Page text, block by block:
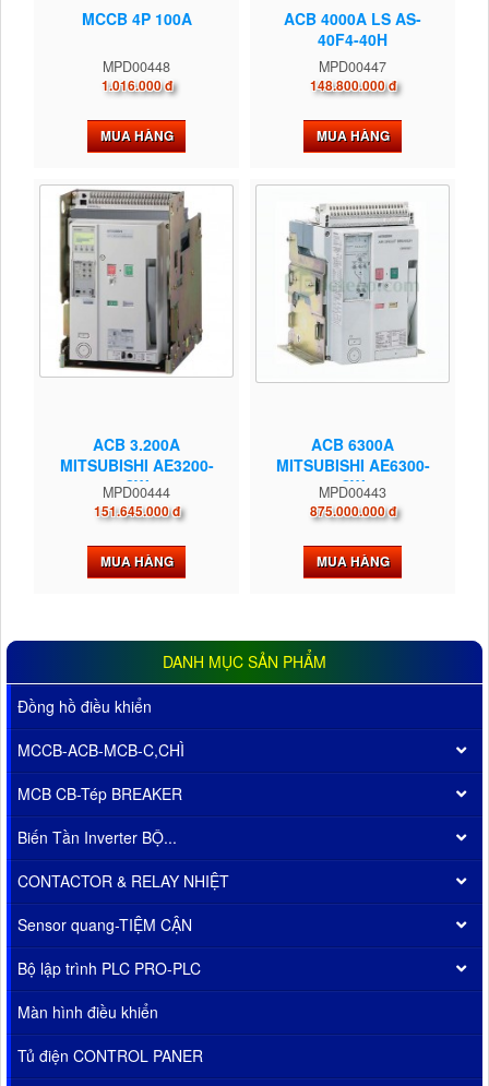
MCCB 4P 100A
MPD00448
1.016.000 đ
MUA HÀNG
ACB 4000A LS AS-
40F4-40H
MPD00447
148.800.000 đ
MUA HÀNG
ACB 3.200A
MITSUBISHI AE3200-
SW
MPD00444
151.645.000 đ
MUA HÀNG
ACB 6300A
MITSUBISHI AE6300-
SW
MPD00443
875.000.000 đ
MUA HÀNG
DANH MỤC SẢN PHẨM
Đồng hồ điều khiển
MCCB-ACB-MCB-C,CHÌ
MCB CB-Tép BREAKER
Biến Tần Inverter BỘ...
CONTACTOR & RELAY NHIỆT
Sensor quang-TIỆM CẬN
Bộ lập trình PLC PRO-PLC
Màn hình điều khiển
Tủ điện CONTROL PANER